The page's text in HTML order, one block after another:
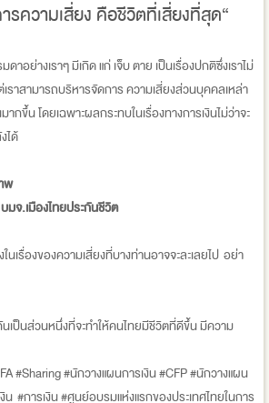
รความเสี่ยง คือชีวิตที่เสี่ยงที่สุด“
อย่างเราๆ มีเกิด แก่ เจ็บ ตาย เป็นเรื่องปกติซึ่งเราไม่
ราสามารถบริหารจัดการ ความเสี่ยงส่วนบุคคลเหล่า
กขึ้น โดยเฉพาะผลกระทบในเรื่องทางการเงินไม่ว่าจะ
ได้
พ
จ.เมืองไทยประกันชีวิต
เรื่องของความเสี่ยงที่บางท่านอาจจะละเลยไป อย่า
เป็นส่วนหนึ่งที่จะทำให้คนไทยมีชีวิตที่ดีขึ้น มีความ
#Sharing #นักวางแผนการเงิน #CFP #นักวางแผน
น #การเงิน #ศูนย์อบรมแห่งแรกของประเทศไทยในการ